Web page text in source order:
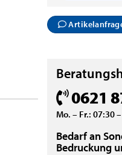
0621
Mo. – Fr.: 07:30
Bedarf an
Bedruckung